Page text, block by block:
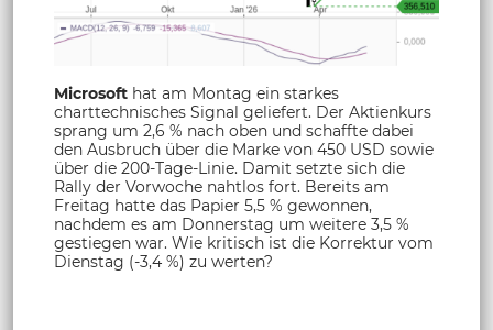
Microsoft hat am Montag ein starkes
charttechnisches Signal geliefert. Der Aktienkurs
sprang um 2,6 % nach oben und schaffte dabei
den Ausbruch über die Marke von 450 USD sowie
über die 200-Tage-Linie. Damit setzte sich die
Rally der Vorwoche nahtlos fort. Bereits am
Freitag hatte das Papier 5,5 % gewonnen,
nachdem es am Donnerstag um weitere 3,5 %
gestiegen war. Wie kritisch ist die Korrektur vom
Dienstag (-3,4 %) zu werten?